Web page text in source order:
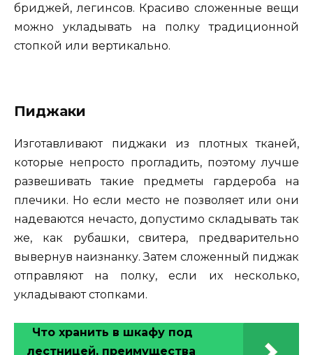
бриджей, легинсов. Красиво сложенные вещи
можно укладывать на полку традиционной
стопкой или вертикально.
Пиджаки
Изготавливают пиджаки из плотных тканей,
которые непросто прогладить, поэтому лучше
развешивать такие предметы гардероба на
плечики. Но если место не позволяет или они
надеваются нечасто, допустимо складывать так
же, как рубашки, свитера, предварительно
вывернув наизнанку. Затем сложенный пиджак
отправляют на полку, если их несколько,
укладывают стопками.
Что хранить в шкафу под
лестницей, преимущества